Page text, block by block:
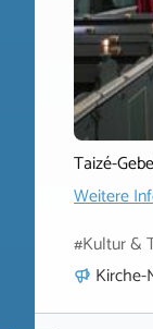
Taizé-
Weitere
#Kultur &
Kirche-